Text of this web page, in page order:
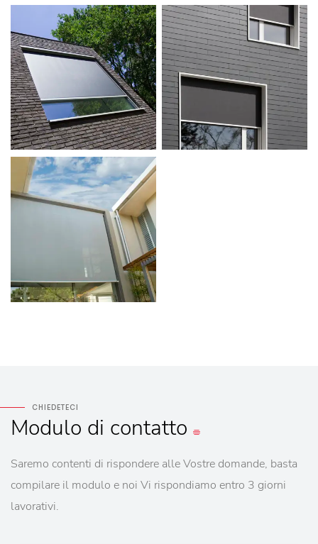
CHIEDETECI
Modulo di contatto
Saremo contenti di rispondere alle Vostre domande, basta
compilare il modulo e noi Vi rispondiamo entro 3 giorni
lavorativi.